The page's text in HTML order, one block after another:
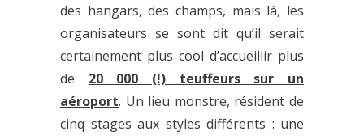
des hangars, des champs, mais là, les
organisateurs se sont dit qu’il serait
certainement plus cool d’accueillir plus
de 20 000 (!) teuffeurs sur un
aéroport. Un lieu monstre, résident de
cinq stages aux styles différents : une